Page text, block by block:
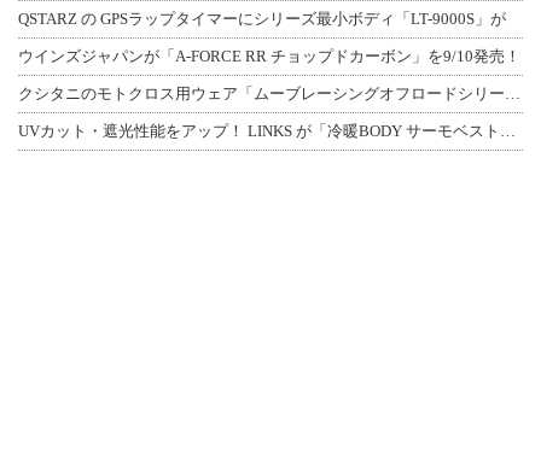
QSTARZ の GPSラップタイマーにシリーズ最小ボディ「LT-9000S」が
ウインズジャパンが「A-FORCE RR チョップドカーボン」を9/10発売！